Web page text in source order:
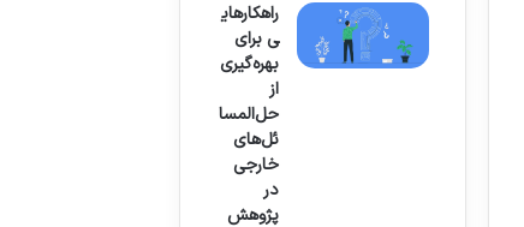
راهکارهای
ی برای
بهره‌گیری
از
حل‌المسا
ئل‌های
خارجی
در
پژوهش